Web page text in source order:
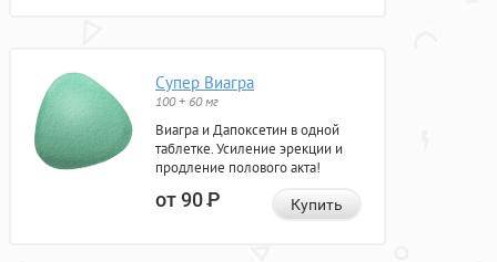
Супер Виагра
100 + 60 мг
Виагра и Дапоксетин в одной
таблетке. Усиление эрекции и
продление полового акта!
от 90Р Купить